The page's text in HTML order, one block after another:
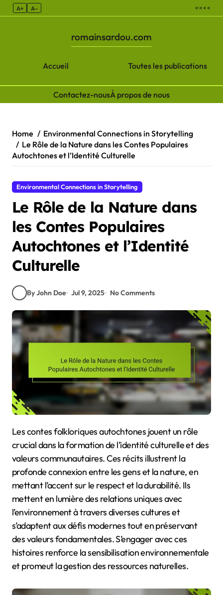
A+ A– < < < <
Accueil
romainsardou.com
Toutes les publications
Contactez-nousÀ propos de nous
Home
Environmental Connections in Storytelling
Le Rôle de la Nature dans les Contes Populaires
Autochtones et l’Identité Culturelle
Environmental Connections in Storytelling
Le Rôle de la Nature dans
les Contes Populaires
Autochtones et l’Identité
Culturelle
By John Doe Jul 9, 2025 No Comments
Les contes folkloriques autochtones jouent un rôle
crucial dans la formation de l’identité culturelle et des
valeurs communautaires. Ces récits illustrent la
profonde connexion entre les gens et la nature, en
mettant l’accent sur le respect et la durabilité. Ils
mettent en lumière des relations uniques avec
l’environnement à travers diverses cultures et
s’adaptent aux défis modernes tout en préservant
des valeurs fondamentales. S’engager avec ces
histoires renforce la sensibilisation environnementale
et promeut la gestion des ressources naturelles.